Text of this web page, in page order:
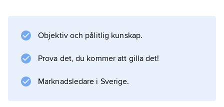
Information om artikeln
Objektiv och pålitlig kunskap.
Prova det, du kommer att gilla det!
Marknadsledare i Sverige.